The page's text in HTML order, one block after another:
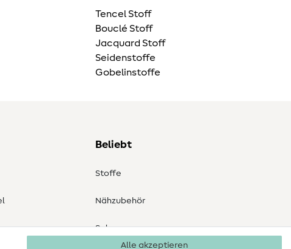
Tencel Stoff
Bouclé Stoff
Jacquard Stoff
Seidenstoffe
Gobelinstoffe
Beliebt
Stoffe
Nähzubehör
Sale
Alle akzeptieren